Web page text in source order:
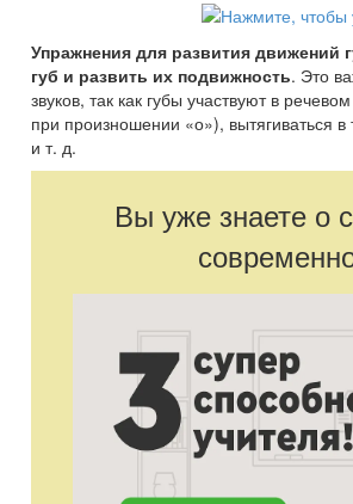
Упражнения для развития
губ и развить их подвижность. Это
звуков, так как губы участвуют в
при произношении «о»), вытягиваться в
и т. д.
Вы уже знаете о